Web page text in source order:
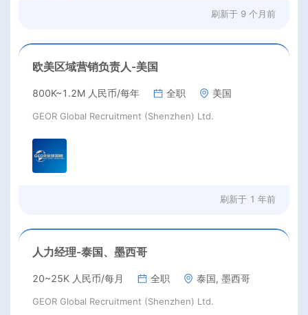
刷新于 9 个月前
欧美区域营销负责人-美国
800K~1.2M 人民币/每年 全职 美国
GEOR Global Recruitment (Shenzhen) Ltd.
刷新于 1 年前
人力经理-泰国、墨西哥
20~25K 人民币/每月 全职 泰国, 墨西哥
GEOR Global Recruitment (Shenzhen) Ltd.